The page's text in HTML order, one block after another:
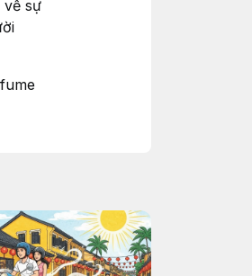
về sự